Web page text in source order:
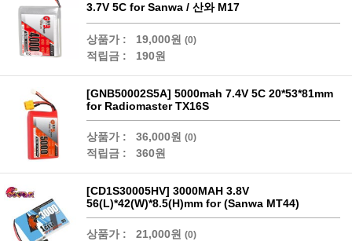
3.7V 5C for Sanwa / 산와 M17
상품가 : 19,000원 (0)
적립금 : 190원
[GNB50002S5A] 5000mah 7.4V 5C 20*53*81mm
for Radiomaster TX16S
상품가 : 36,000원 (0)
적립금 : 360원
[CD1S30005HV] 3000MAH 3.8V
56(L)*42(W)*8.5(H)mm for (Sanwa MT44)
상품가 : 21,000원 (0)